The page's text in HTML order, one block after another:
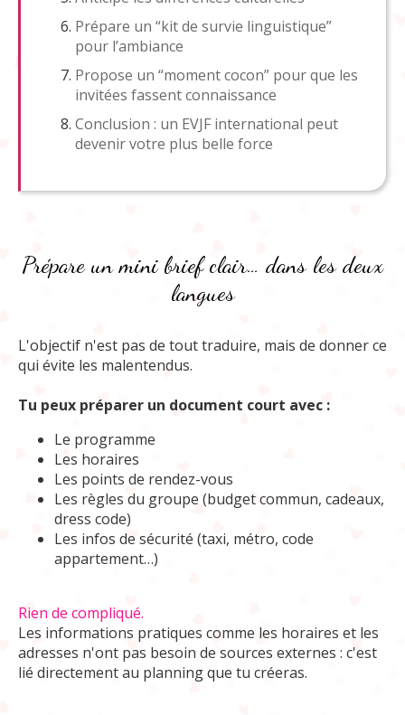
Prépare un “kit de survie linguistique”
pour l’ambiance
Propose un “moment cocon” pour que les
invitées fassent connaissance
Conclusion : un EVJF international peut
devenir votre plus belle force
Prépare un mini brief clair… dans les deux
langues
L'objectif n'est pas de tout traduire, mais de donner ce
qui évite les malentendus.
Tu peux préparer un document court avec :
Le programme
Les horaires
Les points de rendez-vous
Les règles du groupe (budget commun, cadeaux,
dress code)
Les infos de sécurité (taxi, métro, code
appartement…)
Rien de compliqué.
Les informations pratiques comme les horaires et les
adresses n'ont pas besoin de sources externes : c'est
lié directement au planning que tu créeras.